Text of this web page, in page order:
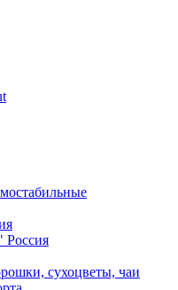
Россия
сухоцветы, чаи